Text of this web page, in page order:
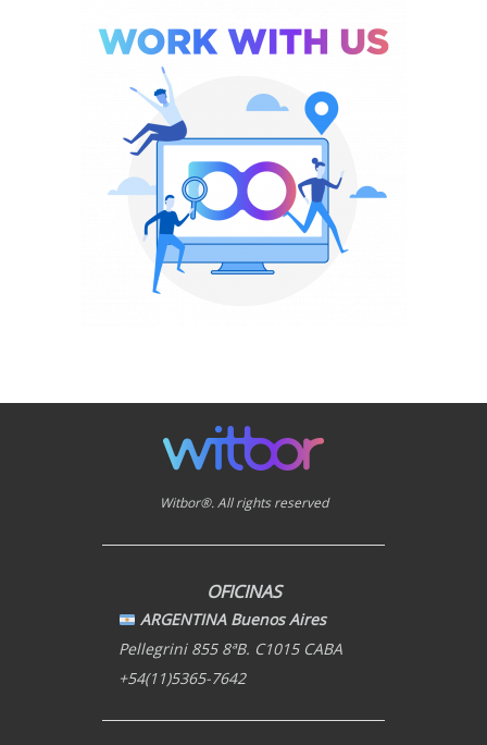
Witbor®. All rights reserved
OFICINAS
ARGENTINA Buenos Aires
Pellegrini 855 8ªB. C1015 CABA
+54(11)5365-7642